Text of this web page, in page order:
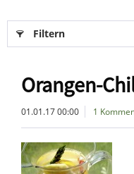
Filtern
Orangen-
01.01.17 00:00 1